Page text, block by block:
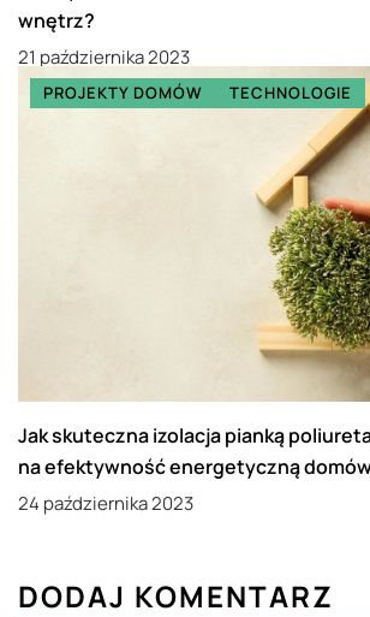
wnętrz?
21 października 2023
PROJEKTY DOMÓW TECHNOLOGIE
Jak skuteczna izolacja pianką
na efektywność energetyczną
24 października 2023
DODAJ KOMENTARZ